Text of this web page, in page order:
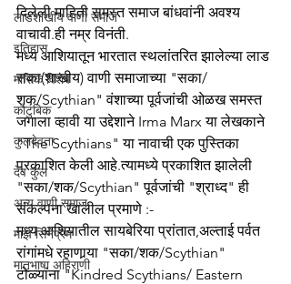
लाडशाखीय वाणी समाज
इतिहास
मासिक विशेष
कौटुंबिक
कुलदेवता
देव कुल
अन्य वाणी समाज
माझे सिनेप्रेम
मातृभाषा अहिराणी
दिलेली माहिती समस्त समाज बांधवांनी अवश्य
वाचावी.ही नम्र विनंती.
मध्य आशियातून भारतात स्थलांतरित झालेल्या लाड
सका(शाखीय) वाणी समाजाच्या "सका/
शक/Scythian" वंशाच्या पूर्वजांची ओळख समस्त
जगाला व्हावी या उद्देशाने Irma Marx या लेखकाने
"The Scythians" या नावाची एक पुस्तिका
प्रकाशित केली आहे.त्यामध्ये प्रकाशित झालेली
"सका/शक/Scythian" पूर्वजांची "श्राध्द" ही
संकल्पना खालील प्रमाणे :-
मध्य आशियातील सायबेरिया प्रांतात,अल्ताई पर्वत
रांगांमधे रहाणार्‍या "सका/शक/Scythian"
टोळ्यांना "Kindred Scythians/ Eastern